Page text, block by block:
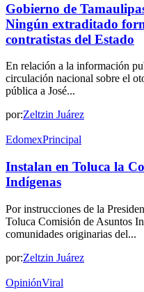
Gobierno de
Ningún extraditado
contratistas del Estado
En relación a la información
circulación nacional sobre el
pública a José...
por:Zeltzin Juárez
EdomexPrincipal
Instalan en Toluca la
Indígenas
Por instrucciones de la
Toluca Comisión de Asuntos
comunidades originarias del...
por:Zeltzin Juárez
OpiniónViral